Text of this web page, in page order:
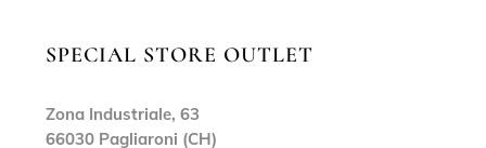
SPECIAL STORE OUTLET
Zona Industriale, 63
66030 Pagliaroni (CH)